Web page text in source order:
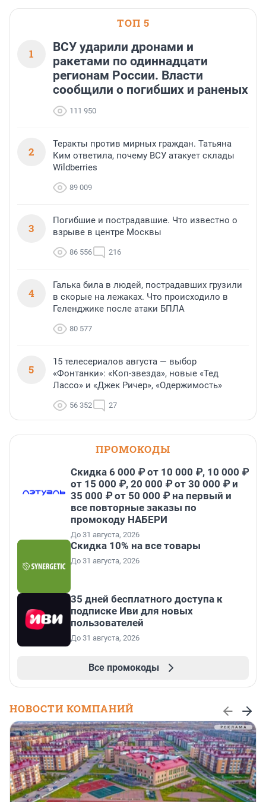
ТОП 5
1
ВСУ ударили дронами и
ракетами по одиннадцати
регионам России. Власти
сообщили о погибших и раненых
111 950
2
Теракты против мирных граждан. Татьяна
Ким ответила, почему ВСУ атакует склады
Wildberries
89 009
3
Погибшие и пострадавшие. Что известно о
взрыве в центре Москвы
86 556 216
4
Галька била в людей, пострадавших грузили
в скорые на лежаках. Что происходило в
Геленджике после атаки БПЛА
80 577
5
15 телесериалов августа — выбор
«Фонтанки»: «Коп-звезда», новые «Тед
Лассо» и «Джек Ричер», «Одержимость»
56 352 27
ПРОМОКОДЫ
Скидка 6 000 ₽ от 10 000 ₽, 10 000 ₽
от 15 000 ₽, 20 000 ₽ от 30 000 ₽ и
35 000 ₽ от 50 000 ₽ на первый и
все повторные заказы по
промокоду НАБЕРИ
До 31 августа, 2026
Скидка 10% на все товары
До 31 августа, 2026
35 дней бесплатного доступа к
подписке Иви для новых
пользователей
До 31 августа, 2026
Все промокоды
НОВОСТИ КОМПАНИЙ